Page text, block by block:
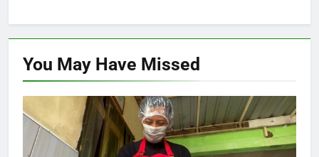
You May Have Missed
EKONOMI